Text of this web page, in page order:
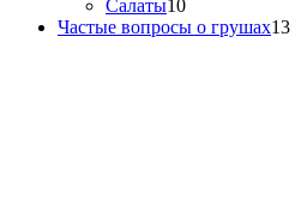
Салаты10
Частые вопросы о грушах13